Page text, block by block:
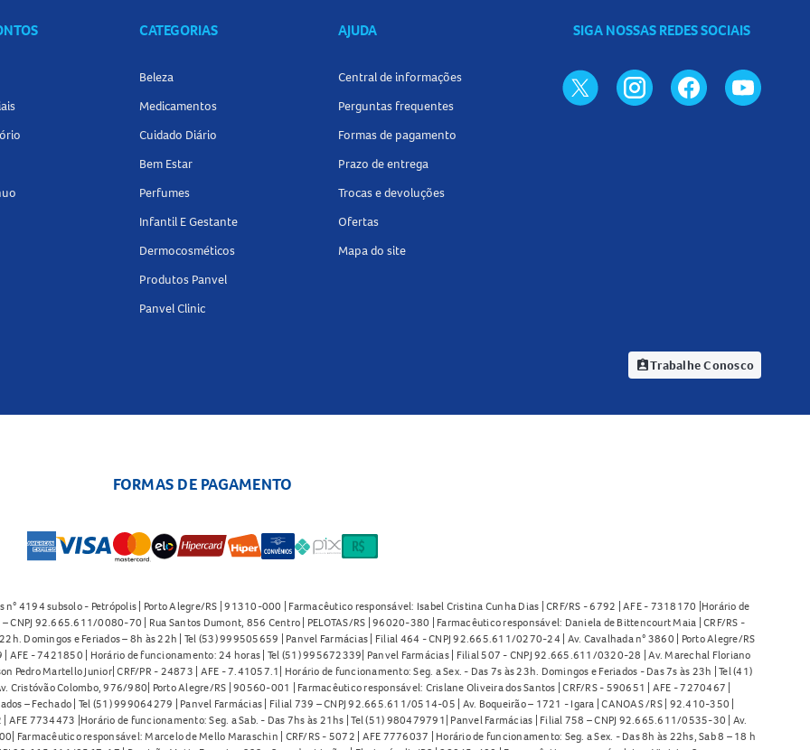
CATEGORIAS
Beleza
Medicamentos
Cuidado Diário
Bem Estar
Perfumes
Infantil E Gestante
Dermocosméticos
Produtos Panvel
Panvel Clinic
AJUDA
Central de informações
Perguntas frequentes
Formas de pagamento
Prazo de entrega
Trocas e devoluções
Ofertas
Mapa do site
SIGA NOSSAS REDES SOCIAIS
assignment_indTrabalhe Conosco
FORMAS DE PAGAMENTO
4194 subsolo - Petrópolis | Porto Alegre/RS | 91310-000 | Farmacêutico responsável: Isabel Cristina Cunha Dias | CRF/RS - 6792 | AFE - 7318170 |Horário de
92.665.611/0080-70 | Rua Santos Dumont, 856 Centro | PELOTAS/RS | 96020-380 | Farmacêutico responsável: Daniela de Bittencourt Maia | CRF/RS -
Domingos e Feriados – 8h às 22h | Tel (53) 999505659 | Panvel Farmácias | Filial 464 - CNPJ 92.665.611/0270-24 | Av. Cavalhada n° 3860 | Porto Alegre/RS
AFE - 7421850 | Horário de funcionamento: 24 horas | Tel (51) 995672339| Panvel Farmácias | Filial 507 - CNPJ 92.665.611/0320-28 | Av. Marechal Floriano
Martello Junior| CRF/PR - 24873 | AFE - 7.41057.1| Horário de funcionamento: Seg. a Sex. - Das 7s às 23h. Domingos e Feriados - Das 7s às 23h | Tel (41)
Colombo, 976/980| Porto Alegre/RS | 90560-001 | Farmacêutico responsável: Crislane Oliveira dos Santos | CRF/RS - 590651 | AFE - 7270467 |
– Fechado | Tel (51) 999064279 | Panvel Farmácias | Filial 739 – CNPJ 92.665.611/0514-05 | Av. Boqueirão – 1721 - Igara | CANOAS /RS | 92.410-350 |
AFE 7734473 |Horário de funcionamento: Seg. a Sab. - Das 7hs às 21hs | Tel (51) 980479791| Panvel Farmácias | Filial 758 – CNPJ 92.665.611/0535-30 | Av.
Farmacêutico responsável: Marcelo de Mello Maraschin | CRF/RS - 5072 | AFE 7776037 | Horário de funcionamento: Seg. a Sex. - Das 8h às 22hs, Sab 8 – 18 h